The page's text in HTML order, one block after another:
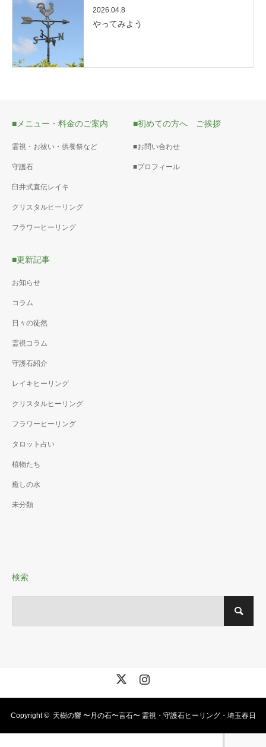
2026.04.8
やってみよう
■メニュー・料金のご案内
霊視・お祓い・供養祭など
守護石
臼井式直伝レイキ
クリスタルヒーリング
フラワーヒーリング
■初めての方へ ご挨拶
■お問い合わせ
■プロフィール
■更新記事
お知らせ
コラム
日々の徒然
霊視コラム
守護石紹介
レイキヒーリング
クリスタルヒーリング
フラワーヒーリング
タロット占い
植物たち
癒しの水
未分類
検索
Copyright © 天樹の響 〜月の石〜言石〜 霊視・守護石ヒーリング・埼玉春日